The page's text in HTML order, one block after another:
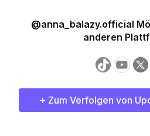
@anna_balazy.official
anderen
+ Zum Verfolgen von